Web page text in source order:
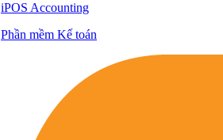
iPOS Accounting
Phần mềm Kế toán